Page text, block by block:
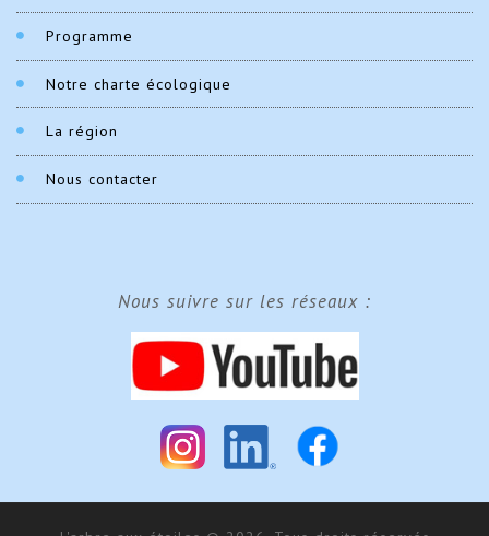
Programme
Notre charte écologique
La région
Nous contacter
Nous suivre sur les réseaux :